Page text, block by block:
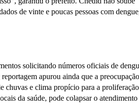
de vinte e poucas pessoas com
solicitando números oficiais de
apurou ainda que a
chuvas e clima propício para a
da saúde, pode colapsar o atendimento